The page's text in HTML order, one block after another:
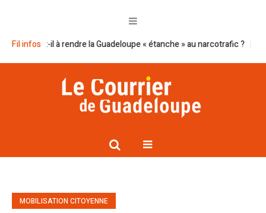
Fil infos
t-il à rendre la Guadeloupe « étanche » au narcotrafic ? Cap
MOBILISATION CITOYENNE